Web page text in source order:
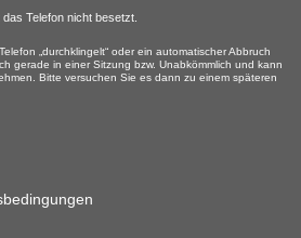
Telefon nicht besetzt.
„durchklingelt“ oder ein automatischer Abbruch
gerade in einer Sitzung bzw. Unabkömmlich und kann
Bitte versuchen Sie es dann zu einem späteren